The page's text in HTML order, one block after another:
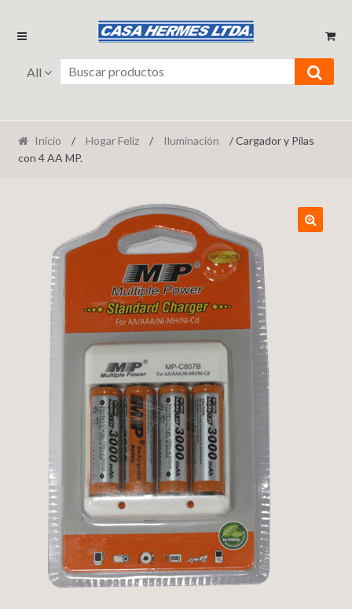
Ir
navegación
Ir
contenido
All
Inicio / Hogar Feliz / Iluminación
/ Cargador y Pilas
con 4 AA MP.